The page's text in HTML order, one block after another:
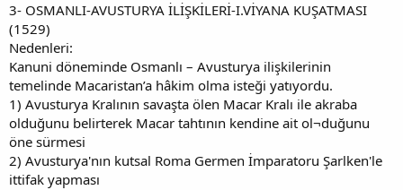
3- OSMANLI-AVUSTURYA İLİŞKİLERİ-I.VİYANA KUŞATMASI
(1529)
Nedenleri:
Kanuni döneminde Osmanlı – Avusturya ilişkilerinin
temelinde Macaristan’a hâkim olma isteği yatıyordu.
1) Avusturya Kralının savaşta ölen Macar Kralı ile akraba
olduğunu belirterek Macar tahtının kendine ait ol¬duğunu
öne sürmesi
2) Avusturya'nın kutsal Roma Germen İmparatoru Şarlken'le
ittifak yapması